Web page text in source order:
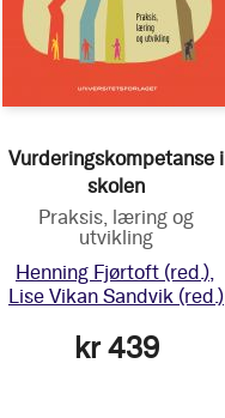
Vurderingskompetanse i
skolen
Praksis, læring og
utvikling
Henning Fjørtoft (red.)
Lise Vikan Sandvik (red.)
kr 439